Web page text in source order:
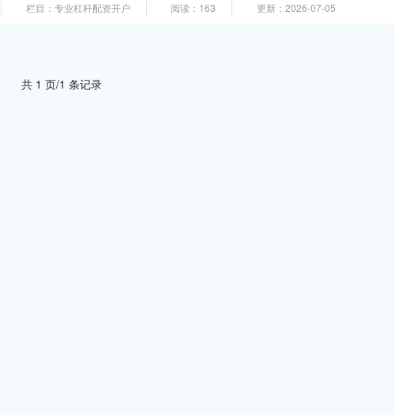
栏目：专业杠杆配资开户 阅读：163 更新：2026-07-05
共 1 页/1 条记录